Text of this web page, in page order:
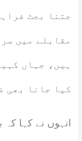
جتنا بجٹ
مقابلے میں
ہیں، جہاں
کیا جانا بھی
انہوں نے کہا